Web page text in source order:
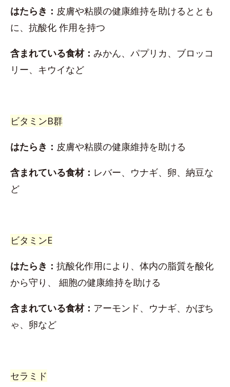
はたらき： 皮膚や粘膜の健康維持を助けるととも
に、抗酸化 作用を持つ
含まれている食材： みかん、パプリカ、ブロッコ
リー、キウイなど
ビタミンB群
はたらき： 皮膚や粘膜の健康維持を助ける
含まれている食材： レバー、ウナギ、卵、納豆な
ど
ビタミンE
はたらき： 抗酸化作用により、体内の脂質を酸化
から守り、 細胞の健康維持を助ける
含まれている食材： アーモンド、ウナギ、かぼち
ゃ、卵など
セラミド